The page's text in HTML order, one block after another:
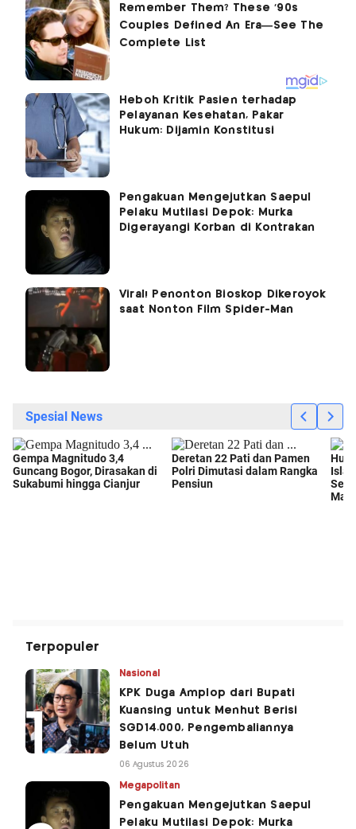
Heboh Kritik Pasien terhadap
Pelayanan Kesehatan, Pakar
Hukum: Dijamin Konstitusi
Pengakuan Mengejutkan Saepul
Pelaku Mutilasi Depok: Murka
Digerayangi Korban di Kontrakan
Viral! Penonton Bioskop Dikeroyok
saat Nonton Film Spider-Man
Terpopuler
Nasional
KPK Duga Amplop dari Bupati
Kuansing untuk Menhut Berisi
SGD14.000, Pengembaliannya
Belum Utuh
06 Agustus 2026
Megapolitan
Pengakuan Mengejutkan Saepul
Pelaku Mutilasi Depok: Murka